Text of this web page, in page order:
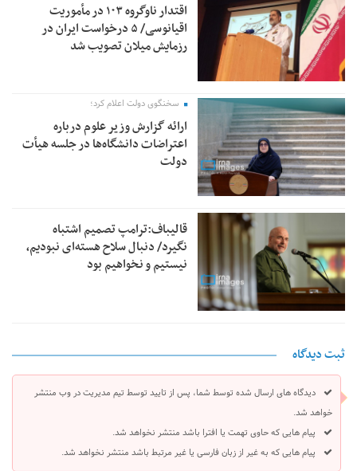
اقتدار ناوگروه ۱۰۳ در مأموریت‌
اقیانوسی/ ۵ درخواست ایران در
رزمایش میلان تصویب شد
سخنگوی دولت اعلام کرد؛
ارائه گزارش وزیر علوم درباره
اعتراضات دانشگاه‌ها در جلسه هیأت
دولت
قالیباف:ترامپ تصمیم اشتباه
نگیرد/ دنبال سلاح هسته‌ای نبودیم،
نیستیم و نخواهیم بود
ثبت دیدگاه
دیدگاه های ارسال شده توسط شما، پس از تایید توسط تیم مدیریت در وب منتشر
خواهد شد.
پیام هایی که حاوی تهمت یا افترا باشد منتشر نخواهد شد.
پیام هایی که به غیر از زبان فارسی یا غیر مرتبط باشد منتشر نخواهد شد.